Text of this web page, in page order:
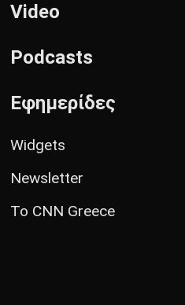
Video
Podcasts
Εφημερίδες
Widgets
Newsletter
Το CNN Greece